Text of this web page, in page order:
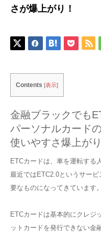
さが爆上がり！
Contents [表示]
金融ブラックでも
パーソナルカード
使いやすさ爆上がり
ETCカードは、車を運転する
最近ではETC2.0というサー
要なものになってきています。
ETCカードは基本的にクレジ
ットカードを発行できない金
プライバシーポリシー